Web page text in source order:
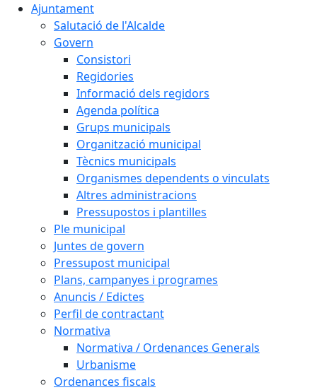
Ajuntament
Salutació de l'Alcalde
Govern
Consistori
Regidories
Informació dels regidors
Agenda política
Grups municipals
Organització municipal
Tècnics municipals
Organismes dependents o vinculats
Altres administracions
Pressupostos i plantilles
Ple municipal
Juntes de govern
Pressupost municipal
Plans, campanyes i programes
Anuncis / Edictes
Perfil de contractant
Normativa
Normativa / Ordenances Generals
Urbanisme
Ordenances fiscals